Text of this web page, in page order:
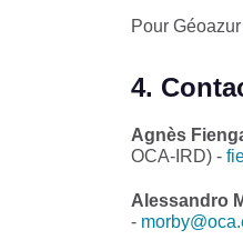
Pour
4.
Agnès
OCA-IRD) -
Alessandro
-